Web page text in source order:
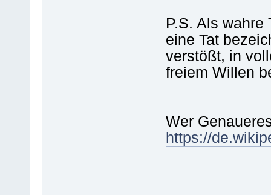
P.S. Als wahre
eine Tat
verstößt, in
freiem Willen
Wer
https://